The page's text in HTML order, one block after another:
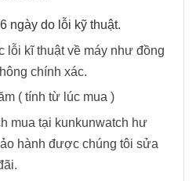
ngày do lỗi kỹ thuật.
lỗi kĩ thuật về máy như đồng
chính xác.
( tính từ lúc mua )
mua tại kunkunwatch hư
hành được chúng tôi sửa